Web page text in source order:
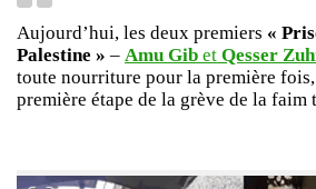
Aujourd’hui, les deux premiers «
Palestine » – Amu Gib et Qesser
toute nourriture pour la première
première étape de la grève de la faim